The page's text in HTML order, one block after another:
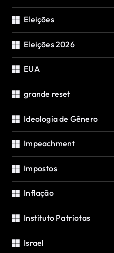
Eleições
Eleições 2026
EUA
grande reset
Ideologia de Gênero
Impeachment
Impostos
Inflação
Instituto Patriotas
Israel